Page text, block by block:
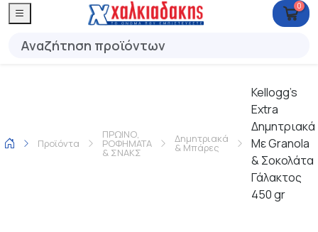
0
Προϊόντα
ΠΡΩΙΝΟ,
ΡΟΦΗΜΑΤΑ
& ΣΝΑΚΣ
Δημητριακά
& Μπάρες
Kellogg's
Extra
Δημητριακά
Με Granola
& Σοκολάτα
Γάλακτος
450 gr